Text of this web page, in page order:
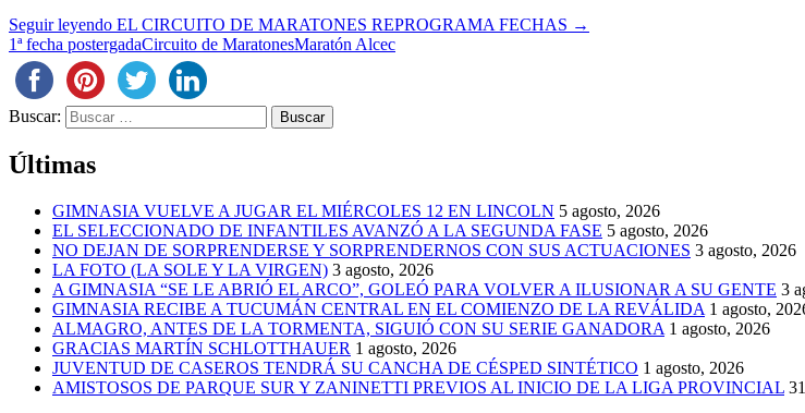
Seguir leyendo EL CIRCUITO DE MARATONES REPROGRAMA FECHAS →
1ª fecha postergadaCircuito de MaratonesMaratón Alcec
Buscar:
Últimas
GIMNASIA VUELVE A JUGAR EL MIÉRCOLES 12 EN LINCOLN 5 agosto, 2026
EL SELECCIONADO DE INFANTILES AVANZÓ A LA SEGUNDA FASE 5 agosto, 2026
NO DEJAN DE SORPRENDERSE Y SORPRENDERNOS CON SUS ACTUACIONES 3 agosto, 2026
LA FOTO (LA SOLE Y LA VIRGEN) 3 agosto, 2026
A GIMNASIA “SE LE ABRIÓ EL ARCO”, GOLEÓ PARA VOLVER A ILUSIONAR A SU GENTE 3
GIMNASIA RECIBE A TUCUMÁN CENTRAL EN EL COMIENZO DE LA REVÁLIDA 1 agosto,
ALMAGRO, ANTES DE LA TORMENTA, SIGUIÓ CON SU SERIE GANADORA 1 agosto, 2026
GRACIAS MARTÍN SCHLOTTHAUER 1 agosto, 2026
JUVENTUD DE CASEROS TENDRÁ SU CANCHA DE CÉSPED SINTÉTICO 1 agosto, 2026
AMISTOSOS DE PARQUE SUR Y ZANINETTI PREVIOS AL INICIO DE LA LIGA PROVINCIAL